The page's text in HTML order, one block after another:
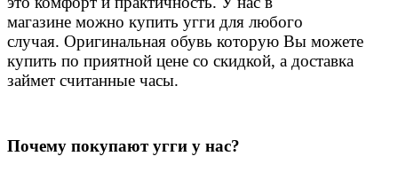
магазине можно купить угги для любого
случая. Оригинальная обувь которую Вы можете
купить по приятной цене со скидкой, а доставка
займет считанные часы.
Почему покупают угги у нас?